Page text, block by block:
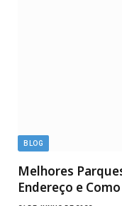
BLOG
Melhores
Endereço e